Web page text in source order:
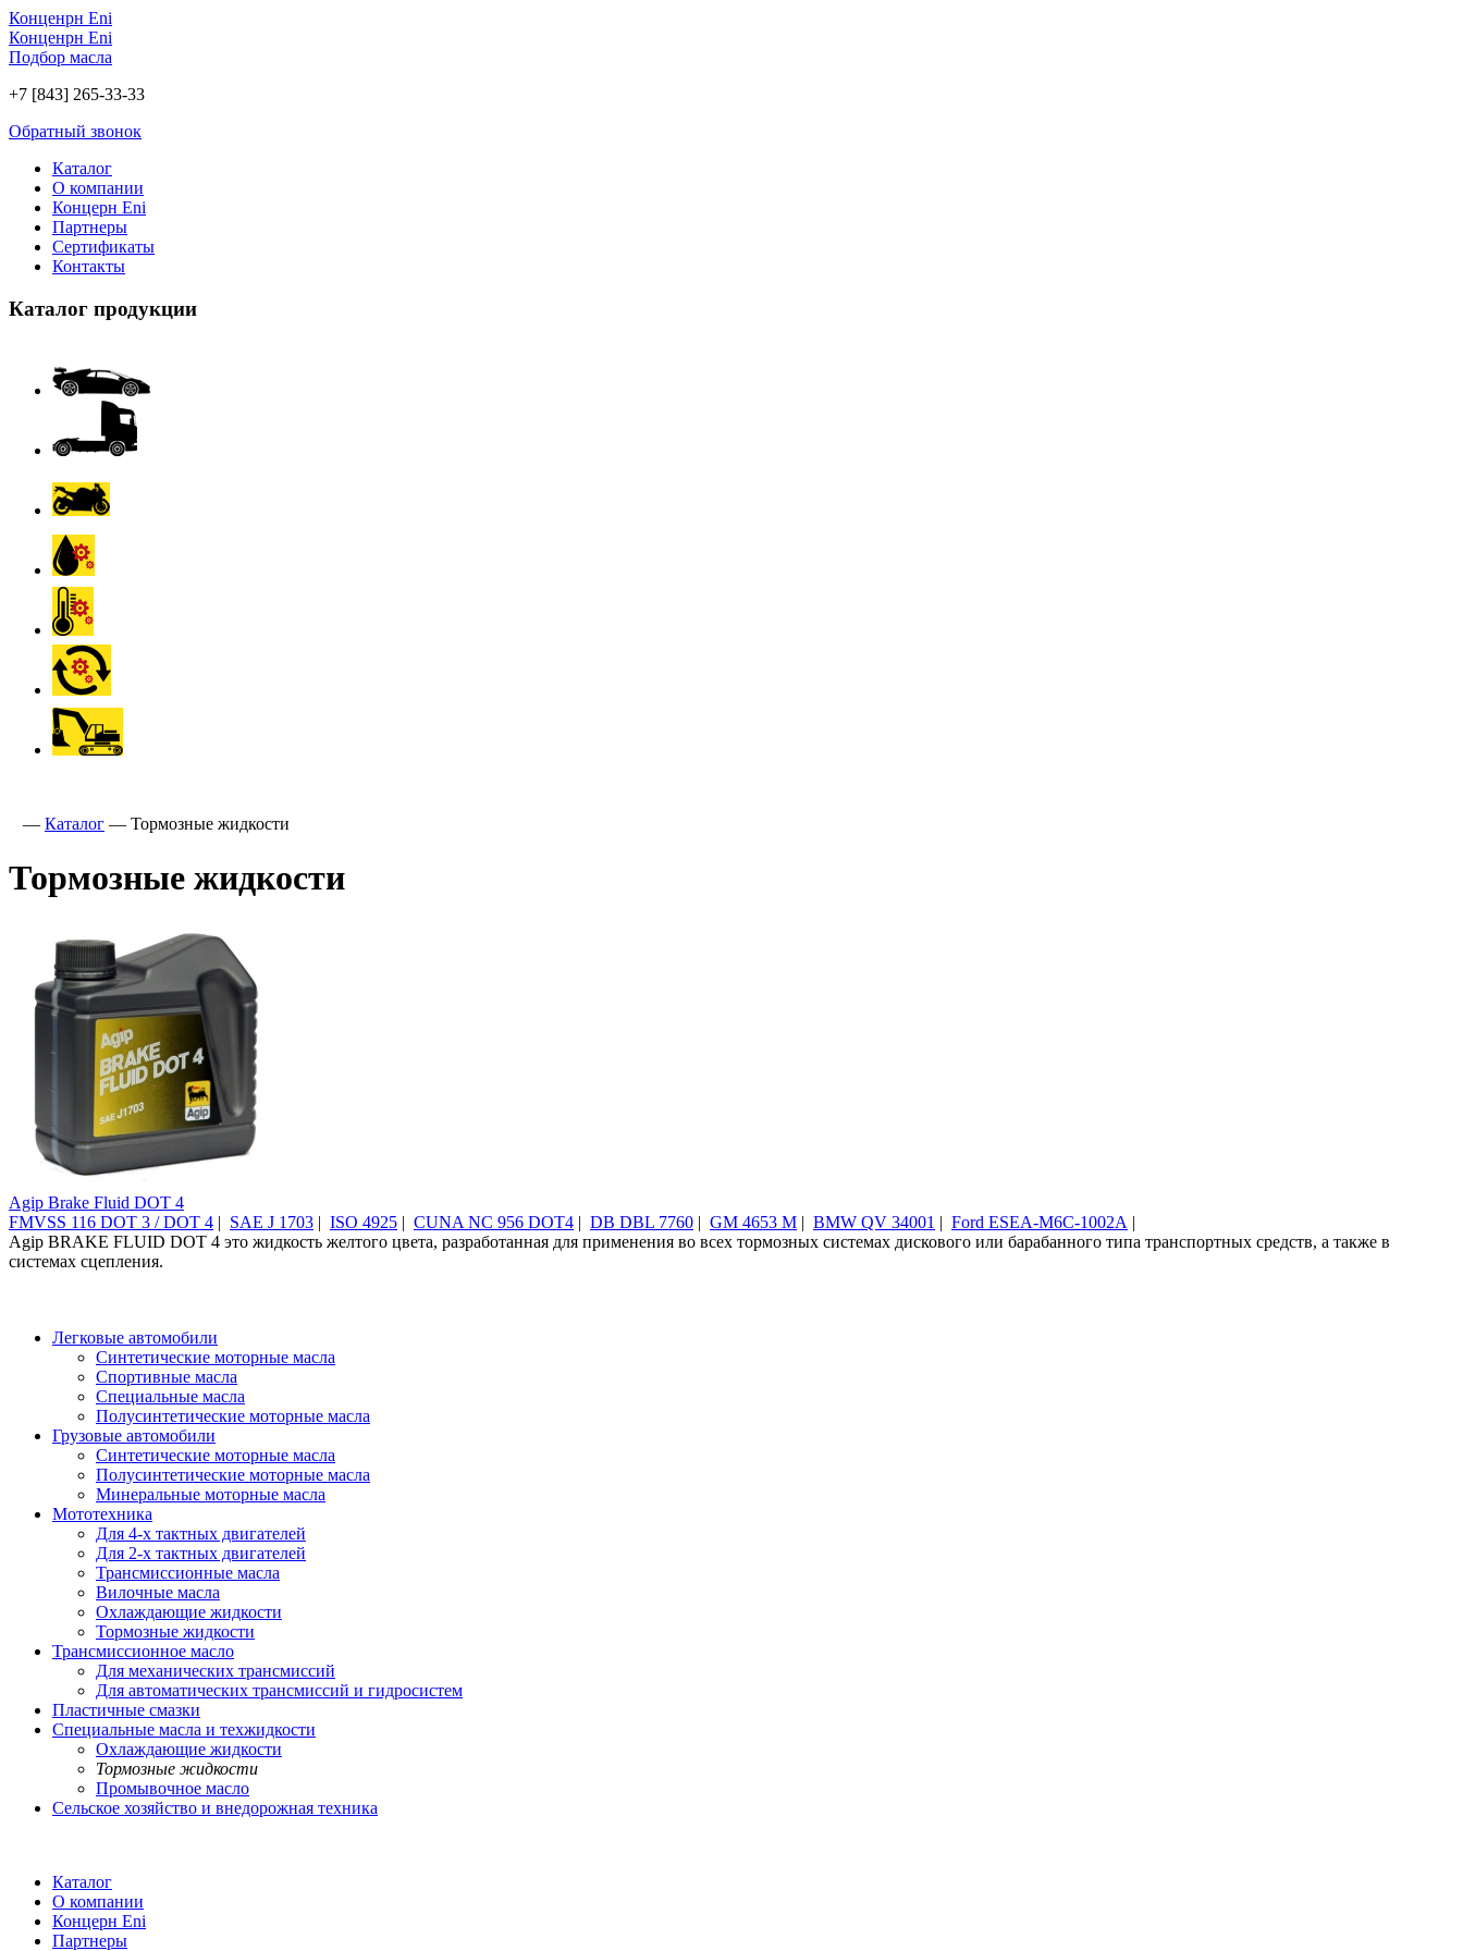
Конценрн Eni
Конценрн Eni
Подбор масла
+7 [843] 265-33-33
Обратный звонок
Каталог
О компании
Концерн Eni
Партнеры
Сертификаты
Контакты
Каталог продукции
— Каталог — Тормозные жидкости
Тормозные жидкости
Agip Brake Fluid DOT 4
FMVSS 116 DOT 3 / DOT 4 | SAE J 1703 | ISO 4925 | CUNA NC 956 DOT4 | DB DBL 7760 | GM 4653 M | BMW QV 34001 | Ford ESEA-M6C-1002A |
Agip BRAKE FLUID DOT 4 это жидкость желтого цвета, разработанная для применения во всех тормозных системах дискового или барабанного типа транспортных средств, а также в
системах сцепления.
Легковые автомобили
Синтетические моторные масла
Спортивные масла
Специальные масла
Полусинтетические моторные масла
Грузовые автомобили
Синтетические моторные масла
Полусинтетические моторные масла
Минеральные моторные масла
Мототехника
Для 4-х тактных двигателей
Для 2-х тактных двигателей
Трансмиссионные масла
Вилочные масла
Охлаждающие жидкости
Тормозные жидкости
Трансмиссионное масло
Для механических трансмиссий
Для автоматических трансмиссий и гидросистем
Пластичные смазки
Специальные масла и техжидкости
Охлаждающие жидкости
Тормозные жидкости
Промывочное масло
Сельское хозяйство и внедорожная техника
Каталог
О компании
Концерн Eni
Партнеры